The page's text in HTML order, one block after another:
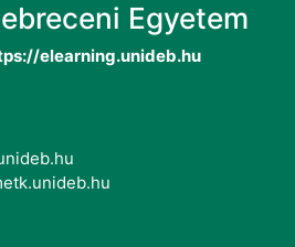
Egyetem
elearning.unideb.hu